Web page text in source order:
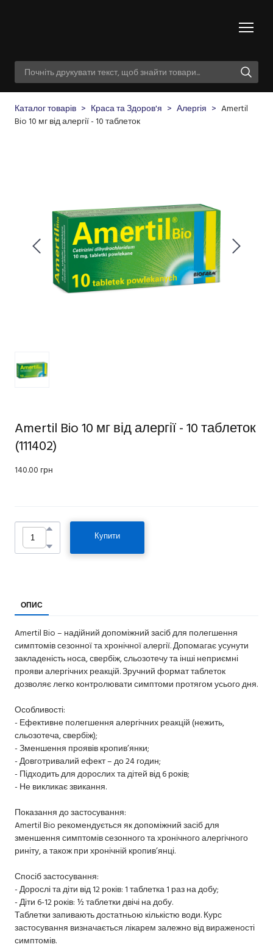
Каталог товарів Краса та Здоров'я Алергія
Amertil
Bio 10 мг від алергії - 10 таблеток
Amertil Bio 10 мг від алергії - 10 таблеток
(111402)
140.00 грн
Купити
ОПИС
Amertil Bio – надійний допоміжний засіб для полегшення
симптомів сезонної та хронічної алергії. Допомагає усунути
закладеність носа, свербіж, сльозотечу та інші неприємні
прояви алергічних реакцій. Зручний формат таблеток
дозволяє легко контролювати симптоми протягом усього дня.
Особливості:
- Ефективне полегшення алергічних реакцій (нежить,
сльозотеча, свербіж);
- Зменшення проявів кропив’янки;
- Довготривалий ефект – до 24 годин;
- Підходить для дорослих та дітей від 6 років;
- Не викликає звикання.
Показання до застосування:
Amertil Bio рекомендується як допоміжний засіб для
зменшення симптомів сезонного та хронічного алергічного
риніту, а також при хронічній кропив’янці.
Спосіб застосування:
- Дорослі та діти від 12 років: 1 таблетка 1 раз на добу;
- Діти 6-12 років: ½ таблетки двічі на добу.
Таблетки запивають достатньою кількістю води. Курс
застосування визначається лікарем залежно від вираженості
симптомів.